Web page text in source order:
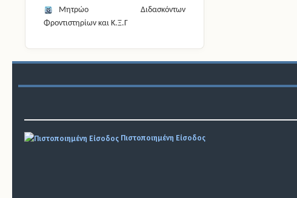
Μητρώο Διδασκόντων
Φροντιστηρίων και Κ.Ξ.Γ
Πιστοποιημένη Είσοδος